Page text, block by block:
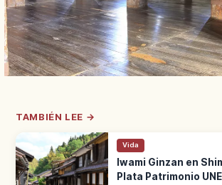
TAMBIÉN LEE →
Vida
Iwami Ginzan en
Plata Patrimonio